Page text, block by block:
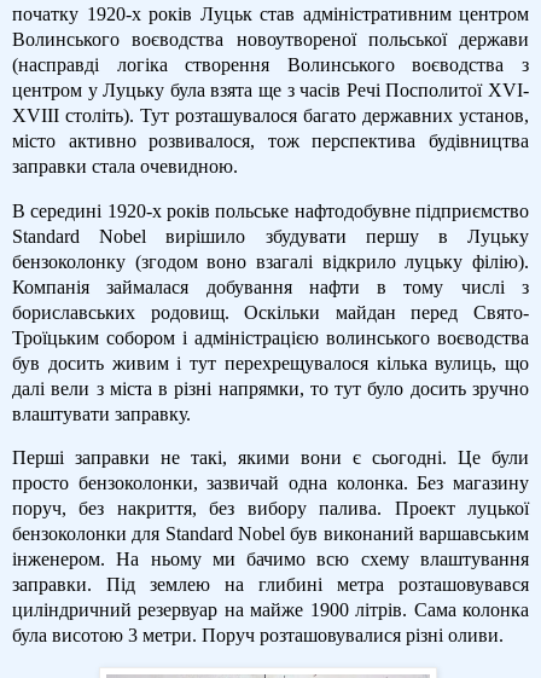
початку 1920-х років Луцьк став адміністративним центром
Волинського воєводства новоутвореної польської держави
(насправді логіка створення Волинського воєводства з
центром у Луцьку була взята ще з часів Речі Посполитої XVI-
XVIII століть). Тут розташувалося багато державних установ,
місто активно розвивалося, тож перспектива будівництва
заправки стала очевидною.
В середині 1920-х років польське нафтодобувне підприємство
Standard Nobel вирішило збудувати першу в Луцьку
бензоколонку (згодом воно взагалі відкрило луцьку філію).
Компанія займалася добування нафти в тому числі з
бориславських родовищ. Оскільки майдан перед Свято-
Троїцьким собором і адміністрацією волинського воєводства
був досить живим і тут перехрещувалося кілька вулиць, що
далі вели з міста в різні напрямки, то тут було досить зручно
влаштувати заправку.
Перші заправки не такі, якими вони є сьогодні. Це були
просто бензоколонки, зазвичай одна колонка. Без магазину
поруч, без накриття, без вибору палива. Проект луцької
бензоколонки для Standard Nobel був виконаний варшавським
інженером. На ньому ми бачимо всю схему влаштування
заправки. Під землею на глибині метра розташовувався
циліндричний резервуар на майже 1900 літрів. Сама колонка
була висотою 3 метри. Поруч розташовувалися різні оливи.